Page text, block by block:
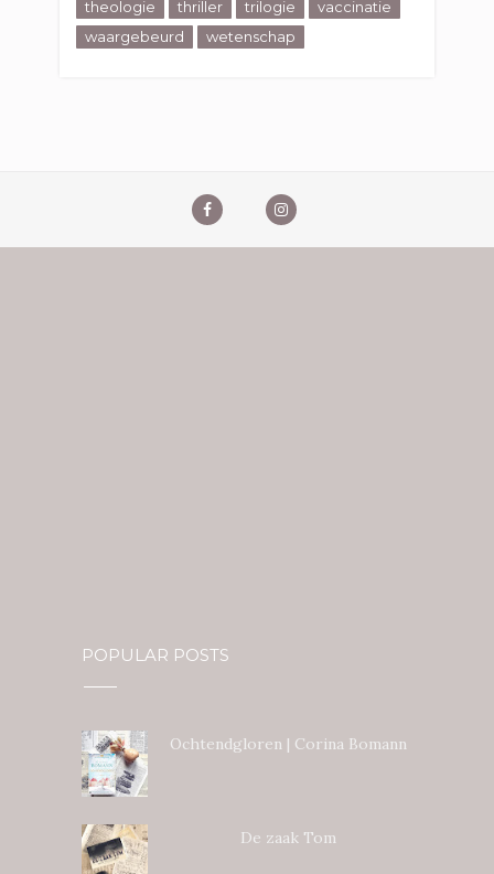
theologie
thriller trilogie
vaccinatie
waargebeurd
wetenschap
POPULAR POSTS
Ochtendgloren | Corina Bomann
De zaak Tom